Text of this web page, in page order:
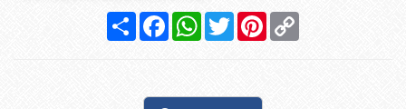
CompartilharFacebookWhatsApp
Twitter Pinterest